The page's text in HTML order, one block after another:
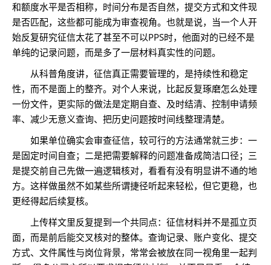
和额度水平是否相称，时间分布是否自然，提交方式和文件现
是否匹配，这些都可能成为审查视角。也就是说，当一个人开
始反复研究征信太花了甚至不可以PPS时，他面对的已经不是
单纯的记录问题，而是多了一层材料真实性的问题。
从科普角度讲，征信真正需要管理的，是持续性和稳定
性，而不是面上的整齐。对个人来说，比起反复琢磨怎么处理
一份文件，更实际的做法是定期自查、及时结清、控制申请频
率、减少无意义查询、把历史问题按时间线整理清楚。
如果单位确实会审查征信，较可行的方法通常就三步：一
是固定时间自查；二是把需要解释的问题准备成简洁口径；三
是提交前自己先做一遍逻辑核对，看看有没有明显讲不通的地
方。这样做虽然不如某些所谓捷径听起来轻松，但它更稳，也
更经得起后续复核。
上传样文里反复提到一个共同点：征信材料并不是孤立页
面，而是前后能交叉核对的整体。查询记录、账户变化、提交
方式、文件属性与岗位背景，常常会被放在同一视角里一起判